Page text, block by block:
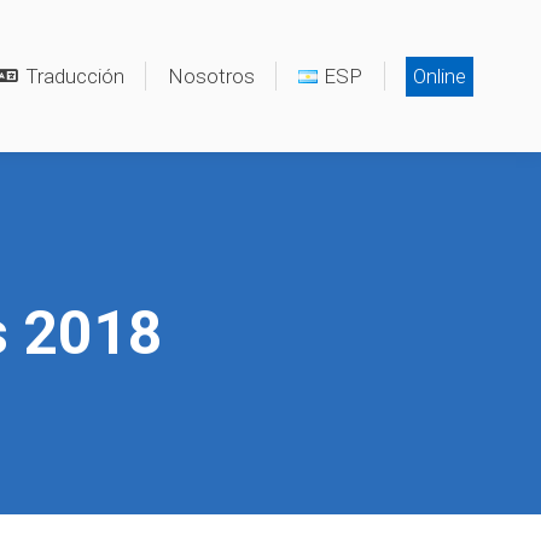
Traducción Nosotros ESP Online
2018